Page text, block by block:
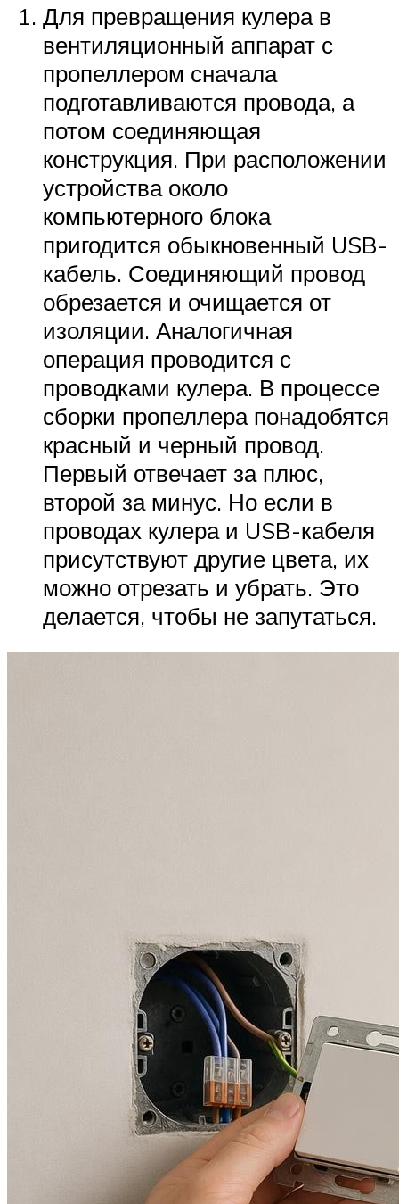
Для превращения кулера в
вентиляционный аппарат с
пропеллером сначала
подготавливаются провода, а
потом соединяющая
конструкция. При расположении
устройства около
компьютерного блока
пригодится обыкновенный USB-
кабель. Соединяющий провод
обрезается и очищается от
изоляции. Аналогичная
операция проводится с
проводками кулера. В процессе
сборки пропеллера понадобятся
красный и черный провод.
Первый отвечает за плюс,
второй за минус. Но если в
проводах кулера и USB-кабеля
присутствуют другие цвета, их
можно отрезать и убрать. Это
делается, чтобы не запутаться.